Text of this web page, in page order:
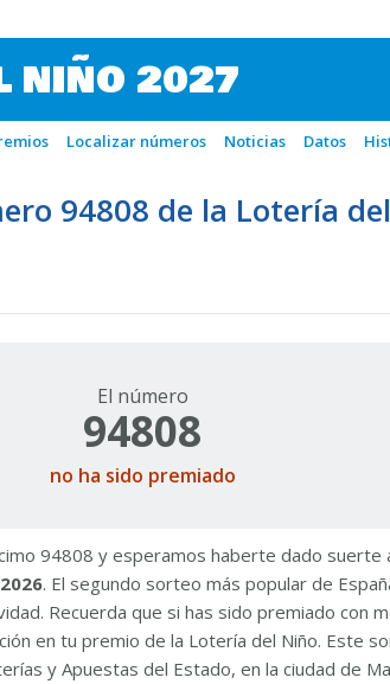
NIÑO 2027
Localizar números Noticias Datos
94808 de la Lotería
El número
94808
no ha sido premiado
94808 y esperamos haberte dado suerte
. El segundo sorteo más popular de
Recuerda que si has sido premiado con
en tu premio de la Lotería del Niño. Este
y Apuestas del Estado, en la ciudad de